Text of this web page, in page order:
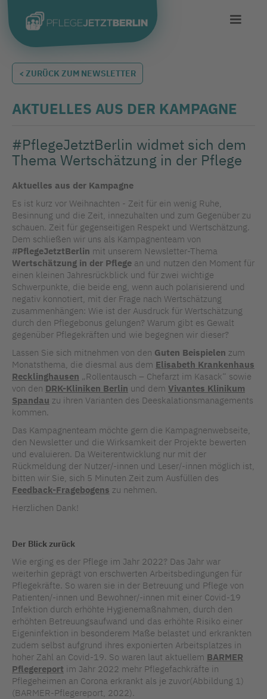
< ZURÜCK ZUM NEWSLETTER
AKTUELLES AUS DER KAMPAGNE
#PflegeJetztBerlin widmet sich dem
Thema Wertschätzung in der Pflege
Aktuelles aus der Kampagne
Es ist kurz vor Weihnachten - Zeit für ein wenig Ruhe,
Besinnung und die Zeit, innezuhalten und zum Gegenüber zu
schauen. Zeit für gegenseitigen Respekt und Wertschätzung.
Dem schließen wir uns als Kampagnenteam von
#PflegeJetztBerlin mit unserem Newsletter-Thema
Wertschätzung in der Pflege an und nutzen den Moment für
einen kleinen Jahresrückblick und für zwei wichtige
Schwerpunkte, die beide eng, wenn auch polarisierend und
negativ konnotiert, mit der Frage nach Wertschätzung
zusammenhängen: Wie ist der Ausdruck für Wertschätzung
durch den Pflegebonus gelungen? Warum gibt es Gewalt
gegenüber Pflegekräften und wie begegnen wir dieser?
Lassen Sie sich mitnehmen von den Guten Beispielen zum
Monatsthema, die diesmal aus dem Elisabeth Krankenhaus
Recklinghausen „Rollentausch – Chefarzt im Kasack“ sowie
von den DRK-Kliniken Berlin und dem Vivantes Klinikum
Spandau zu ihren Varianten des Deeskalationsmanagements
kommen.
Das Kampagnenteam möchte gern die Kampagnenwebseite,
den Newsletter und die Wirksamkeit der Projekte bewerten
und evaluieren. Da Weiterentwicklung nur mit der
Rückmeldung der Nutzer/-innen und Leser/-innen möglich ist,
bitten wir Sie, sich 5 Minuten Zeit zum Ausfüllen des
Feedback-Fragebogens zu nehmen.
Herzlichen Dank!
Der Blick zurück
Wie erging es der Pflege im Jahr 2022? Das Jahr war
weiterhin geprägt von erschwerten Arbeitsbedingungen für
Pflegekräfte. So waren sie in der Betreuung und Pflege von
Patienten/-innen und Bewohner/-innen mit einer Covid-19
Infektion durch erhöhte Hygienemaßnahmen, durch den
erhöhten Betreuungsaufwand und das erhöhte Risiko einer
Eigeninfektion in besonderem Maße belastet und erkrankten
zudem selbst aufgrund ihres exponierten Arbeitsplatzes in
hoher Zahl an Covid-19. So waren laut aktuellem BARMER
Pflegereport im Jahr 2022 mehr Pflegefachkräfte in
Pflegeheimen an Corona erkrankt als je zuvor(Abbildung 1)
(BARMER-Pflegereport, 2022).